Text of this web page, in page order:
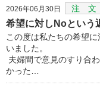
2026年06月30日 注 文
希望に対しNoという
この度は私たちの希望
いました。
夫婦間で意見のすり合
かった…